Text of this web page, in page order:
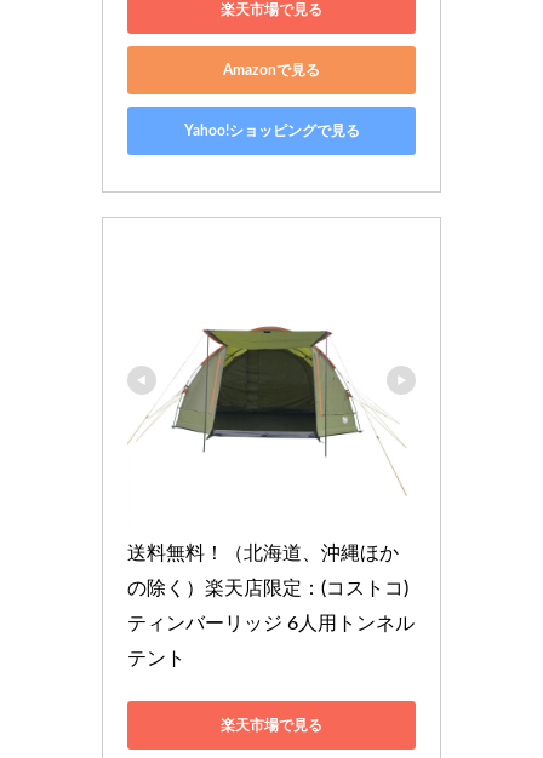
楽天市場で見る
Amazonで見る
Yahoo!ショッピングで見る
送料無料！（北海道、沖縄ほか
の除く）楽天店限定：(コストコ)
ティンバーリッジ 6人用トンネル
テント
楽天市場で見る